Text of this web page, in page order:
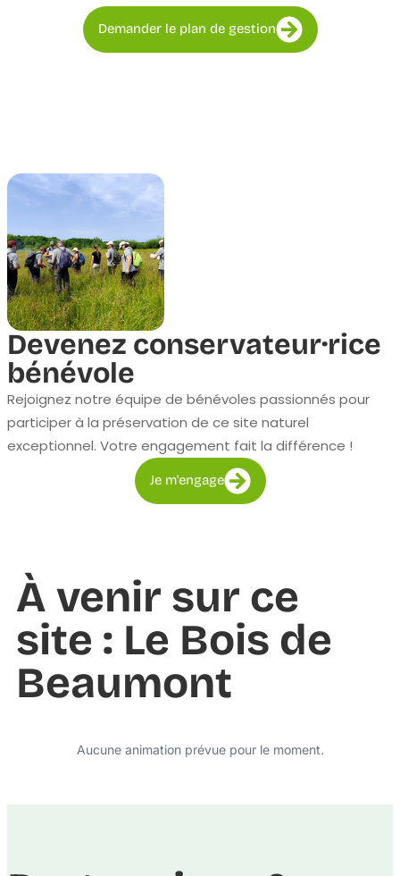
Demander le plan de gestion
Devenez conservateur·rice
bénévole
Rejoignez notre équipe de bénévoles passionnés pour
participer à la préservation de ce site naturel
exceptionnel. Votre engagement fait la différence !
Je m'engage
À venir sur ce
site : Le Bois de
Beaumont
Aucune animation prévue pour le moment.